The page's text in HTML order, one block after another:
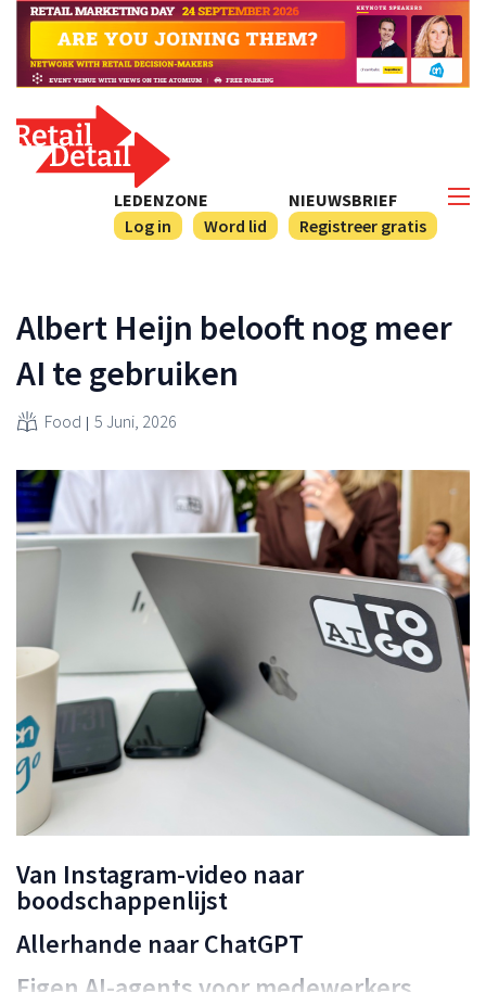
NIEUWSBRIEF
Registreer gratis
LEDENZONE
Log in
Word lid
Albert Heijn belooft nog meer
AI te gebruiken
Food 5 Juni, 2026
Van Instagram-video naar
boodschappenlijst
Allerhande naar ChatGPT